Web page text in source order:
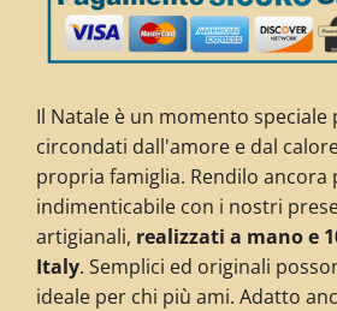
Il Natale è un momento speciale
circondati dall'amore e dal
propria famiglia. Rendilo ancora
indimenticabile con i nostri
artigianali, realizzati a mano e
Italy. Semplici ed originali
ideale per chi più ami. Adatto